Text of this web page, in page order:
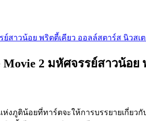
รรย์สาวน้อย พริตตี้เคียว ออลล์สตาร์ส นิวส
Movie 2 มหัศจรรย์สาวน้
งภูติน้อยที่ทาร์ตจะให้การบรรยายเกี่ย